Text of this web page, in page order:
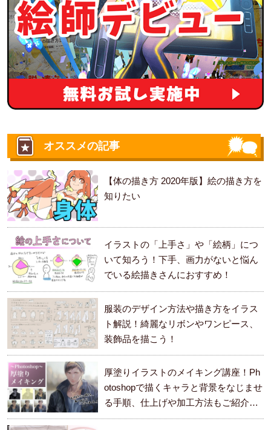
オススメの記事
【体の描き方 2020年版】絵の描き方を
知りたい
イラストの「上手さ」や「絵柄」につ
いて知ろう！下手、画力がないと悩ん
でいる絵描きさんにおすすめ！
服装のデザイン方法や描き方をイラス
ト解説！綺麗なリボンやワンピース、
装飾品を描こう！
厚塗りイラストのメイキング講座！Ph
otoshopで描くキャラと背景をなじませ
る手順、仕上げや加工方法もご紹介し
ます。